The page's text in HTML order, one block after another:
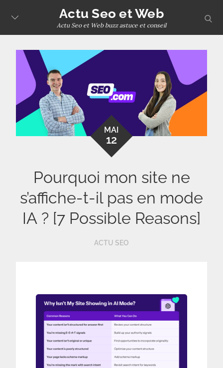
content
Actu Seo et Web
Actu Seo et Web buzz astuce et conseil
MAI
12
Pourquoi mon site ne
s’affiche-t-il pas en mode
IA ? [7 Possible Reasons]
ACTU SEO